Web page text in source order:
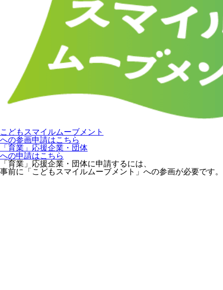
こどもスマイルムーブメント
への参画申請はこちら
「育業」応援企業・団体
への申請はこちら
「育業」応援企業・団体に申請するには、
事前に「こどもスマイルムーブメント」への参画が必要です。